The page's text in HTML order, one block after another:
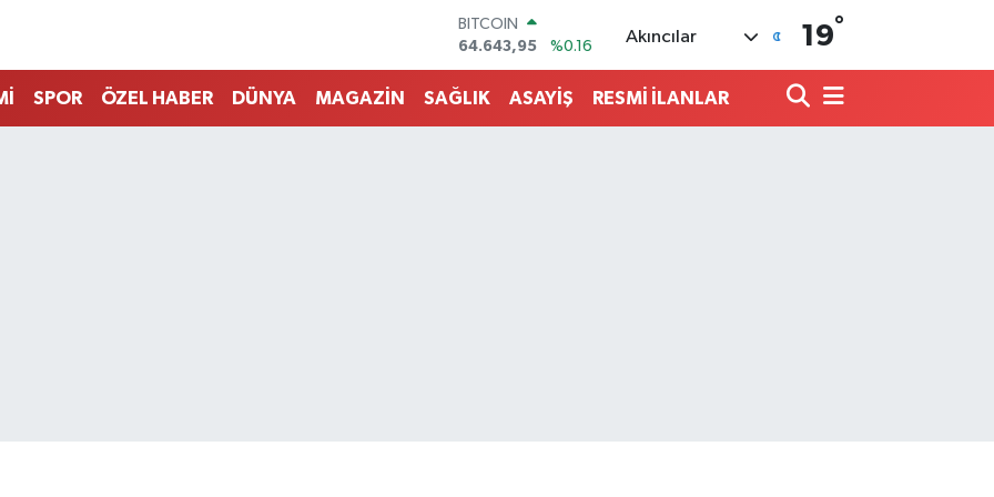
DOLAR
47,6006
%0.06
EURO
55,0250
%0.02
Akıncılar 19°
SPOR ÖZEL HABER DÜNYA MAGAZİN SAĞLIK ASAYİŞ RESMİ İLANLAR